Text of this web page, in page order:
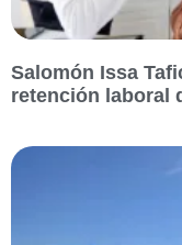
Salomón Issa
retención laboral